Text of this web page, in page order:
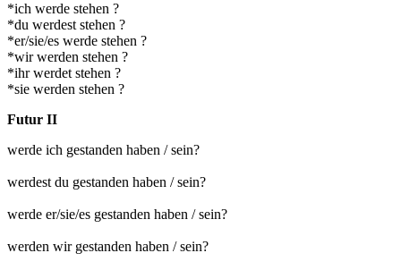
*ich werde stehen ?
*du werdest stehen ?
*er/sie/es werde stehen ?
*wir werden stehen ?
*ihr werdet stehen ?
*sie werden stehen ?
Futur II
werde ich gestanden haben / sein?
werdest du gestanden haben / sein?
werde er/sie/es gestanden haben / sein?
werden wir gestanden haben / sein?